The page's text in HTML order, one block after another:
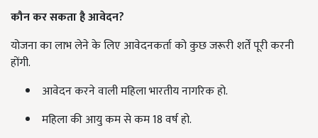
कौन कर सकता है आवेदन?
योजना का लाभ लेने के लिए आवेदनकर्ता को कुछ जरूरी शर्तें पूरी करनी
होंगी.
आवेदन करने वाली महिला भारतीय नागरिक हो.
महिला की आयु कम से कम 18 वर्ष हो.